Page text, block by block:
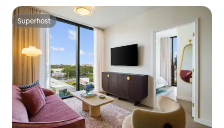
Superhost
Superhost